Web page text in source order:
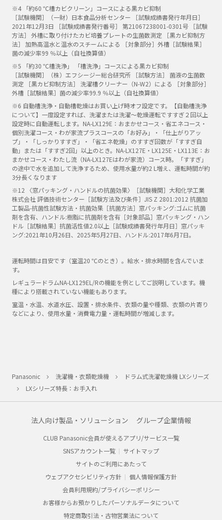
※4 「約60 ℃槽カビクリーン」コースによる黒カビ抑制
［試験機関］（一財）日本食品分析センター ［試験成績書発行年月日］
2021年12月3日 ［試験成績書発行番号］ 第21067238001-0301号 ［試験
方法］ 外槽に取り付けたカビ培養プレートの生菌数測定 ［黒カビ抑制方
法］ 加熱高温水と温水のスチームによる ［対象部分］外槽［試験結果］
菌の減少率99 ％以上（自社換算値）
※5 「約30 ℃槽洗浄」 「槽洗浄」コースによる黒カビ抑制
［試験機関］（株）エフシージー総合研究所 ［試験方法］ 菌液の生菌数
測定 ［黒カビ抑制方法］ 洗濯槽クリーナー（N-W2）による ［対象部分］
外槽［試験結果］菌の減少率99.9 ％以上（自社換算値）
※6 自動槽洗浄・自動槽乾燥はお買い上げ時オフ設定です。【自動槽洗浄
について】一度設定すれば、洗濯または洗濯～乾燥運転ですすぎ２回以上
設定時に自動運転します。NA-LX129E：おまかせコース・省エネコース・
個別洗濯コース・わが家流プラスコースの「お好み」・「仕上がりアッ
プ」・「しっかりすすぎ」・「省エネ乾燥」のすすぎ回数が「すすぎ自
動」または「すすぎ2回」以上のとき。NA-LX127E・LX125E・LX113E：お
まかせコース・わたし流（NA-LX127Eはわが家流）コース時。「すすぎ」
の途中で水を追加して洗浄するため、使用水量が約2 L増え、運転時間が約
3分長くなります
※12 〈窓パッキング・ハンドルの抗菌効果〉［試験機関］大和化学工業
株式会社 評価技術センター［試験方法及び条件］JIS Z 2801:2012 抗菌加
工製品-抗菌性試験方法・抗菌効果［抗菌方法］窓パッキング:ゴムに抗菌
剤を含有、ハンドル:樹脂に抗菌剤を含有［対象部品］窓パッキング・ハン
ドル［試験結果］抗菌活性値2.0以上［試験成績書発行年月日］窓パッキ
ング:2021年10月26日、2025年5月27日、ハンドル:2017年6月7日。
運転時間は目安です（室温20 ℃のとき）。給水・排水時間を含んでいま
す。
レギュラードラムNA-LX129EL/Rの機能を例としてご説明しています。機
種により搭載されていない機能もあります。
室温・水温、水道水圧、設置・排水条件、衣類の量や種類、衣類の片寄り
などにより、使用水量・消費電力量・運転時間が増減します。
Panasonic 洗濯機・衣類乾燥機
ドラム式洗濯乾燥機 LXシリーズ
LXシリーズ特長：お手入れ
法人向け製品・ソリューション グループ企業情報
CLUB Panasonic会員が使えるアプリ/サービス一覧
SNSアカウント一覧
サイトマップ
サイトのご利用にあたって
ウェブアクセシビリティ方針
個人情報保護方針
会員利用規約/プライバシーポリシー
お客様からお預かりしたパーソナルデータについて
特定商取引法・古物営業法について